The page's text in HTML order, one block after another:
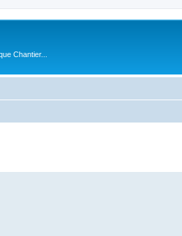
Chantier...